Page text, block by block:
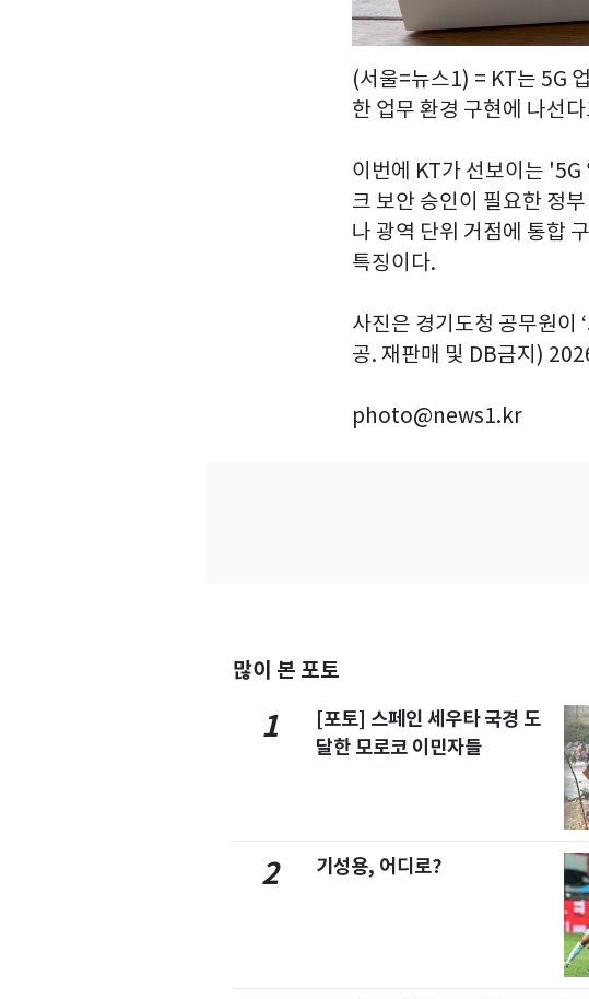
(서울=뉴스1) = KT는 5G
한 업무 환경 구현에 나선
이번에 KT가 선보이는 '5G
크 보안 승인이 필요한 정
나 광역 단위 거점에 통합
특징이다.
사진은 경기도청 공무원이
공. 재판매 및 DB금지)
photo@news1.kr
많이 본 포토
1
[포토] 스페인 세우타 국경 도
달한 모로코 이민자들
2 기성용, 어디로?